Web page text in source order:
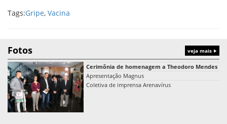
Tags:Gripe, Vacina
Fotos veja mais
Cerimônia de homenagem a Theodoro Mendes
Apresentação Magnus
Coletiva de imprensa Arenavírus